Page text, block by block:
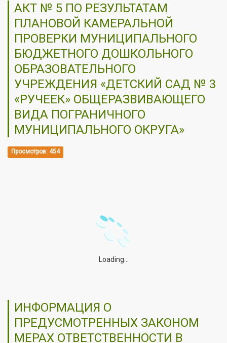
АКТ № 5 ПО РЕЗУЛЬТАТАМ
ПЛАНОВОЙ КАМЕРАЛЬНОЙ
ПРОВЕРКИ МУНИЦИПАЛЬНОГО
БЮДЖЕТНОГО ДОШКОЛЬНОГО
ОБРАЗОВАТЕЛЬНОГО
УЧРЕЖДЕНИЯ «ДЕТСКИЙ САД № 3
«РУЧЕЕК» ОБЩЕРАЗВИВАЮЩЕГО
ВИДА ПОГРАНИЧНОГО
МУНИЦИПАЛЬНОГО ОКРУГА»
Просмотров: 454
Loading...
ИНФОРМАЦИЯ О
ПРЕДУСМОТРЕННЫХ ЗАКОНОМ
МЕРАХ ОТВЕТСТВЕННОСТИ В